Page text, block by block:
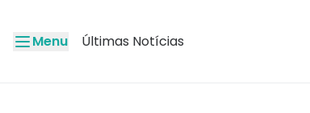
Menu Últimas Notícias